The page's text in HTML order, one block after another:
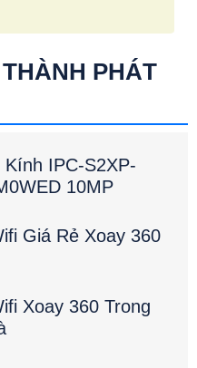
PHÁT
IPC-S2XP-
10MP
Giá Rẻ Xoay 360
Xoay 360 Trong